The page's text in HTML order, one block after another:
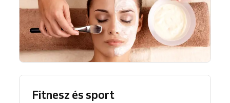
Fitnesz és sport